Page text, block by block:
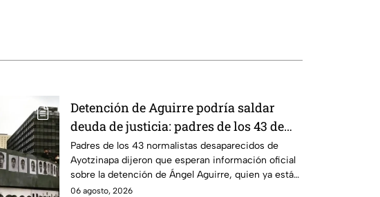
Detención de Aguirre podría saldar
deuda de justicia: padres de los 43 de
Ayotzinapa
Padres de los 43 normalistas desaparecidos de
Ayotzinapa dijeron que esperan información oficial
sobre la detención de Ángel Aguirre, quien ya está
en el penal del Altiplano.
06 agosto, 2026